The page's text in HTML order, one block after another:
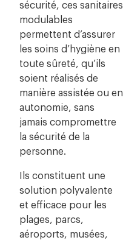
sécurité, ces sanitaires
modulables
permettent d’assurer
les soins d’hygiène en
toute sûreté, qu’ils
soient réalisés de
manière assistée ou en
autonomie, sans
jamais compromettre
la sécurité de la
personne.
Ils constituent une
solution polyvalente
et efficace pour les
plages, parcs,
aéroports, musées,